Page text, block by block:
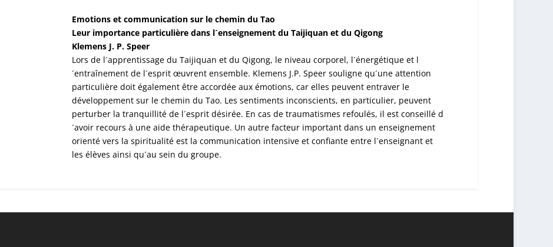
Emotions et communication sur le chemin du Tao
Leur importance particulière dans l´enseignement du Taijiquan et du Qigong
Klemens J. P. Speer
Lors de l´apprentissage du Taijiquan et du Qigong, le niveau corporel, l´énergétique et l
´entraînement de l´esprit œuvrent ensemble. Klemens J.P. Speer souligne qu´une attention
particulière doit également être accordée aux émotions, car elles peuvent entraver le
développement sur le chemin du Tao. Les sentiments inconscients, en particulier, peuvent
perturber la tranquillité de l´esprit désirée. En cas de traumatismes refoulés, il est conseillé d
´avoir recours à une aide thérapeutique. Un autre facteur important dans un enseignement
orienté vers la spiritualité est la communication intensive et confiante entre l´enseignant et
les élèves ainsi qu´au sein du groupe.